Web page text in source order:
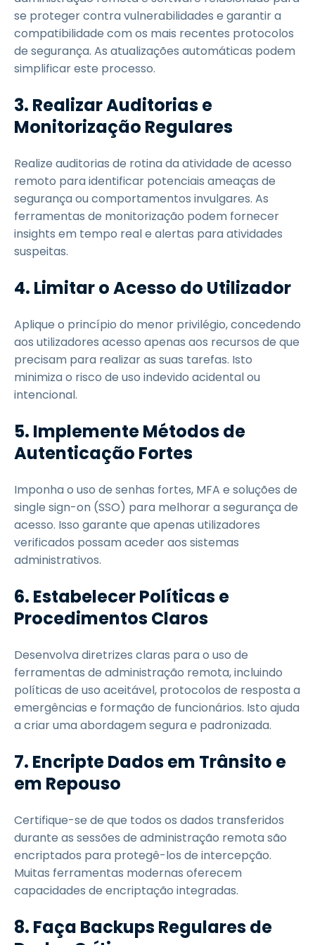
se proteger contra vulnerabilidades e garantir a
compatibilidade com os mais recentes protocolos
de segurança. As atualizações automáticas podem
simplificar este processo.
3. Realizar Auditorias e
Monitorização Regulares
Realize auditorias de rotina da atividade de acesso
remoto para identificar potenciais ameaças de
segurança ou comportamentos invulgares. As
ferramentas de monitorização podem fornecer
insights em tempo real e alertas para atividades
suspeitas.
4. Limitar o Acesso do Utilizador
Aplique o princípio do menor privilégio, concedendo
aos utilizadores acesso apenas aos recursos de que
precisam para realizar as suas tarefas. Isto
minimiza o risco de uso indevido acidental ou
intencional.
5. Implemente Métodos de
Autenticação Fortes
Imponha o uso de senhas fortes, MFA e soluções de
single sign-on (SSO) para melhorar a segurança de
acesso. Isso garante que apenas utilizadores
verificados possam aceder aos sistemas
administrativos.
6. Estabelecer Políticas e
Procedimentos Claros
Desenvolva diretrizes claras para o uso de
ferramentas de administração remota, incluindo
políticas de uso aceitável, protocolos de resposta a
emergências e formação de funcionários. Isto ajuda
a criar uma abordagem segura e padronizada.
7. Encripte Dados em Trânsito e
em Repouso
Certifique-se de que todos os dados transferidos
durante as sessões de administração remota são
encriptados para protegê-los de intercepção.
Muitas ferramentas modernas oferecem
capacidades de encriptação integradas.
8. Faça Backups Regulares de